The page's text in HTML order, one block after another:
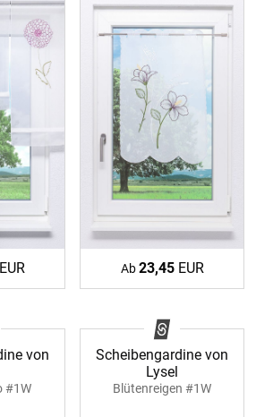
Ab23,45EUR
von
#1W
Scheibengardine von
Lysel
Blütenreigen #1W